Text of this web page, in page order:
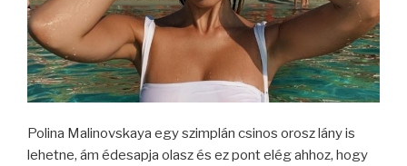
Polina Malinovskaya egy szimplán csinos orosz lány is
lehetne, ám édesapja olasz és ez pont elég ahhoz, hogy